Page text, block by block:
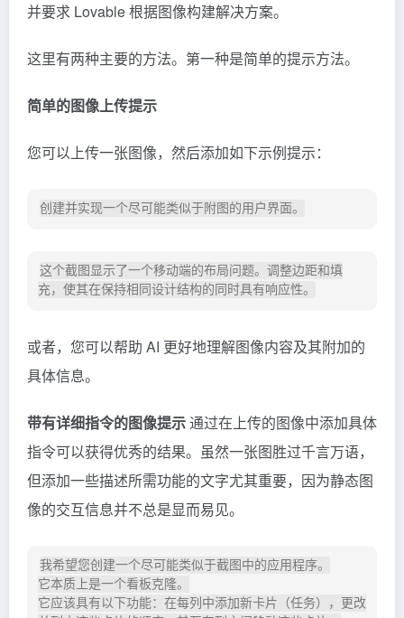
并要求 Lovable 根据图像构建解决方案。
这里有两种主要的方法。第一种是简单的提示方法。
简单的图像上传提示
您可以上传一张图像，然后添加如下示例提示：
这个截图显示了一个移动端的布局问题。调整边距和填
或者，您可以帮助 AI 更好地理解图像内容及其附加的
具体信息。
带有详细指令的图像提示通过在上传的图像中添加具体
指令可以获得优秀的结果。虽然一张图胜过千言万语，
但添加一些描述所需功能的文字尤其重要，因为静态图
像的交互信息并不总是显而易见。
我希望您创建一个尽可能类似于截图中的应用程序。
它本质上是一个看板克隆。
它应该具有以下功能：在每列中添加新卡片（任务），更改